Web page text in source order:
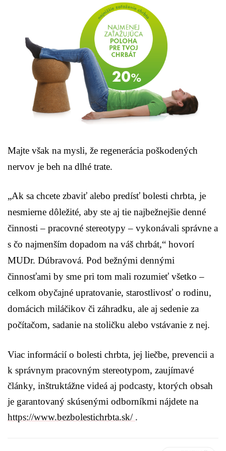
Majte však na mysli, že regenerácia poškodených
nervov je beh na dlhé trate.
„Ak sa chcete zbaviť alebo predísť bolesti chrbta, je
nesmierne dôležité, aby ste aj tie najbežnejšie denné
činnosti – pracovné stereotypy – vykonávali správne a
s čo najmenším dopadom na váš chrbát,“ hovorí
MUDr. Dúbravová. Pod bežnými dennými
činnosťami by sme pri tom mali rozumieť všetko –
celkom obyčajné upratovanie, starostlivosť o rodinu,
domácich miláčikov či záhradku, ale aj sedenie za
počítačom, sadanie na stoličku alebo vstávanie z nej.
Viac informácií o bolesti chrbta, jej liečbe, prevencii a
k správnym pracovným stereotypom, zaujímavé
články, inštruktážne videá aj podcasty, ktorých obsah
je garantovaný skúsenými odborníkmi nájdete na
https://www.bezbolestichrbta.sk/ .